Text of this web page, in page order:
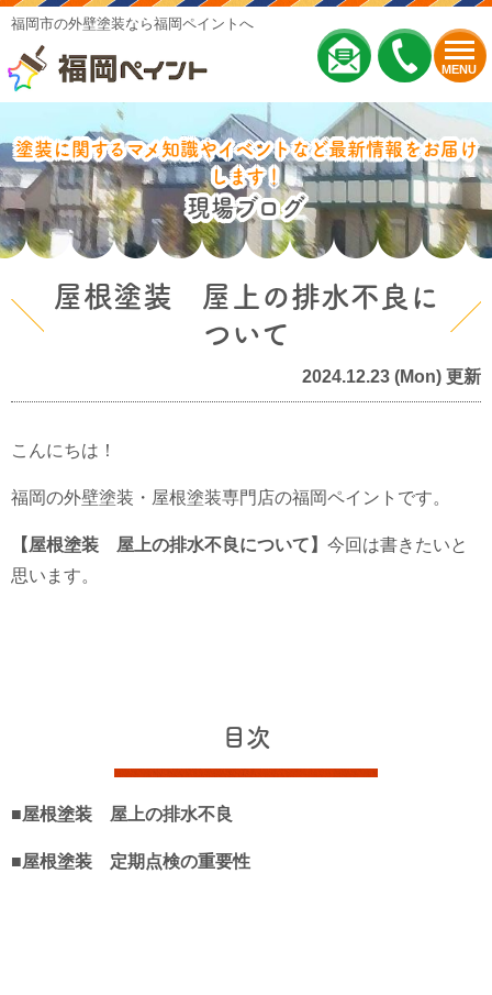
MENU
福岡市の外壁塗装なら福岡ペイントへ
塗装に関するマメ知識やイベントなど最新情報をお届け
します！
現場ブログ
屋根塗装 屋上の排水不良に
ついて
2024.12.23 (Mon) 更新
こんにちは！
福岡の外壁塗装・屋根塗装専門店の福岡ペイントです。
【屋根塗装 屋上の排水不良について】 今回は書きたいと
思います。
目次
■屋根塗装 屋上の排水不良
■屋根塗装 定期点検の重要性